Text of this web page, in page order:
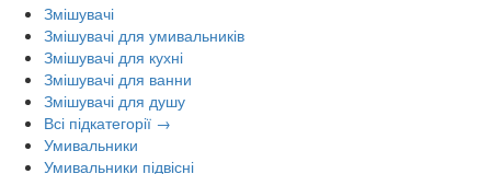
Змішувачі
Змішувачі для умивальників
Змішувачі для кухні
Змішувачі для ванни
Змішувачі для душу
Всі підкатегорії →
Умивальники
Умивальники підвісні